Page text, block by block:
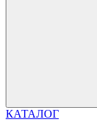
КАТАЛОГ